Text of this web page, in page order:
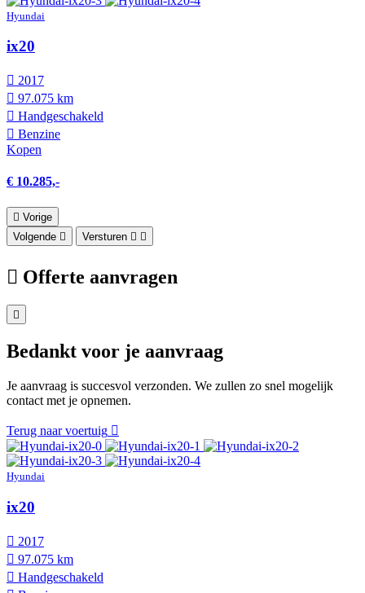
Hyundai
ix20
2017
97.075 km
Hand­geschakeld
Benzine
Kopen
€ 10.285,-
Vorige
Volgende
Versturen
Offerte aanvragen
Bedankt voor je aanvraag
Je aanvraag is succesvol verzonden. We zullen zo snel mogelijk
contact met je opnemen.
Terug naar voertuig
Hyundai
ix20
2017
97.075 km
Hand­geschakeld